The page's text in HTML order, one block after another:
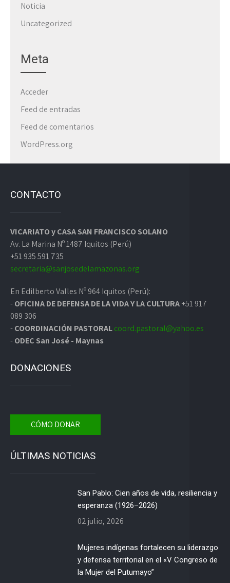
Noticia
Uncategorized
Meta
Acceder
Feed de entradas
Feed de comentarios
WordPress.org
CONTACTO
VICARIATO y CASA SAN FRANCISCO SOLANO
Av. La Marina Nº 1487 Iquitos (Perú)
+51 935 591 735
secretaria@sanjosedelamazonas.org
En Edilberto Valles Nº 964 Iquitos (Perú):
-OFICINA DE DEFENSA DE LA VIDA Y LA CULTURA+51 917
089 306
-COORDINACIÓN PASTORALcoord.pastoral@yahoo.es
-ODEC San José - Maynas
DONACIONES
CÓMO DONAR
ÚLTIMAS NOTICIAS
San Pablo: Cien años de vida, resiliencia y
esperanza (1926–2026)
02 julio, 2026
Mujeres indígenas fortalecen su liderazgo
y defensa territorial en el «V Congreso de
la Mujer del Putumayo”